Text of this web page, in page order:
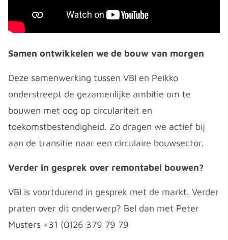
Samen ontwikkelen we de bouw van morgen
Deze samenwerking tussen VBI en Peikko
onderstreept de gezamenlijke ambitie om te
bouwen met oog op circulariteit en
toekomstbestendigheid. Zo dragen we actief bij
aan de transitie naar een circulaire bouwsector.
Verder in gesprek over remontabel bouwen?
VBI is voortdurend in gesprek met de markt. Verder
praten over dit onderwerp? Bel dan met Peter
Musters +31 (0)26 379 79 79